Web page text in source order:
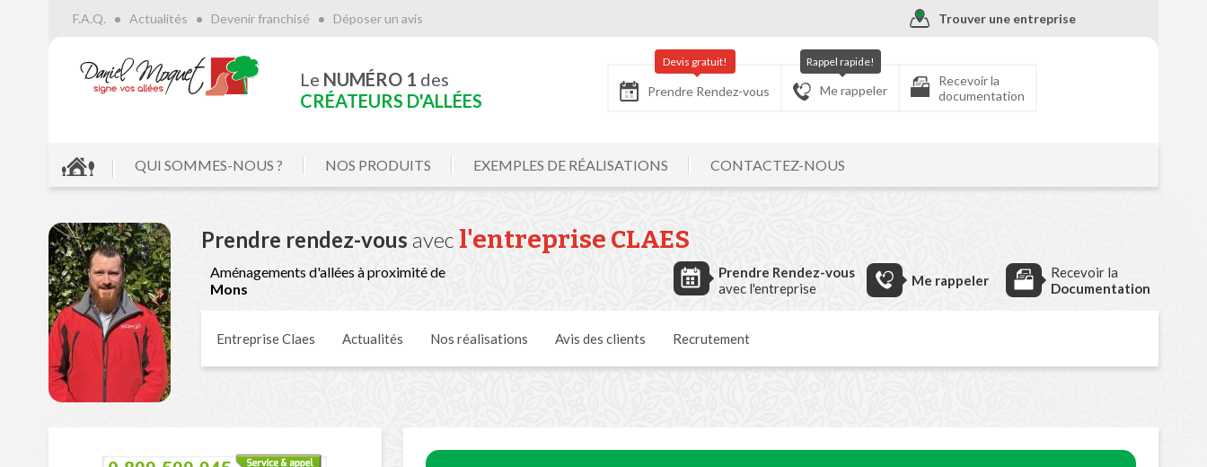
Trouver une entreprise
F.A.Q. Actualités Devenir franchisé Déposer un avis
Le NUMÉRO 1 des
CRÉATEURS D'ALLÉES
Prendre Rendez-vous
Devis gratuit!
Me rappeler
Rappel rapide!
Recevoir la
documentation
QUI SOMMES-NOUS ? NOS PRODUITS EXEMPLES DE RÉALISATIONS CONTACTEZ-NOUS
Prendre rendez-vous avec l'entreprise CLAES
Aménagements d'allées à proximité de
Mons
Prendre Rendez-vous
avec l'entreprise
Me rappeler
Recevoir la
Documentation
Entreprise Claes Actualités Nos réalisations Avis des clients Recrutement